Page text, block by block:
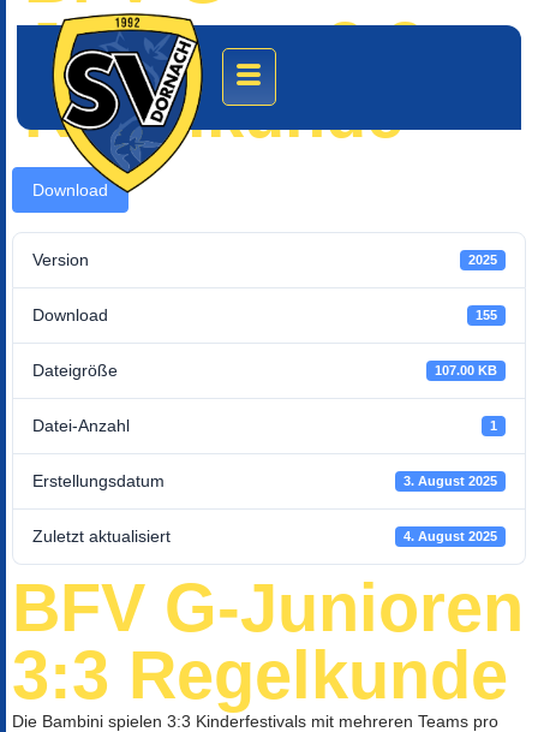
Junioren 3:3
Regelkunde
Download
Version 2025
Download 155
Dateigröße 107.00 KB
Datei-Anzahl 1
Erstellungsdatum 3. August 2025
Zuletzt aktualisiert 4. August 2025
BFV G-Junioren
3:3 Regelkunde
Die Bambini spielen 3:3 Kinderfestivals mit mehreren Teams pro